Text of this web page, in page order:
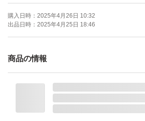
購入日時： 2025年4月26日 10:32
出品日時： 2025年4月25日 18:46
商品の情報